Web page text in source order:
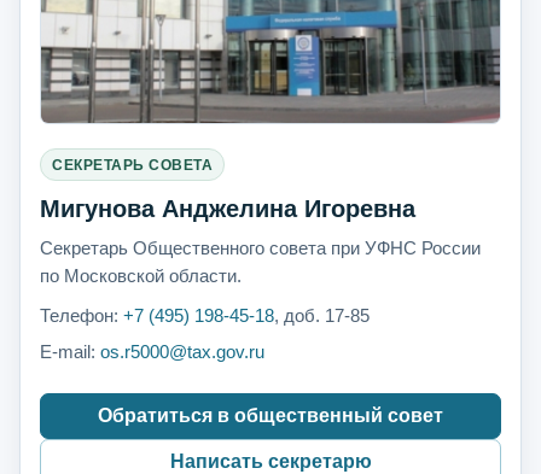
СЕКРЕТАРЬ СОВЕТА
Мигунова Анджелина Игоревна
Секретарь Общественного совета при УФНС России
по Московской области.
Телефон: +7 (495) 198-45-18, доб. 17-85
E-mail: os.r5000@tax.gov.ru
Обратиться в общественный совет
Написать секретарю